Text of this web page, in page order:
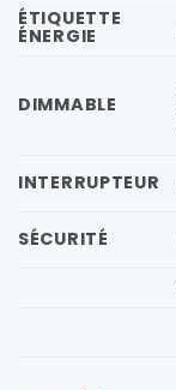
ÉTIQUETTE
ÉNERGIE
DIMMABLE
INTERRUPTEUR
SÉCURITÉ